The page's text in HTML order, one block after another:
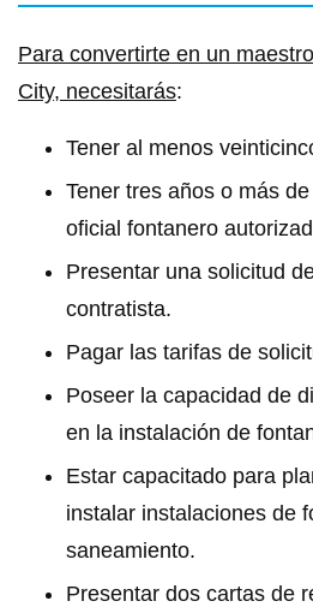
Para convertirte en un
City, necesitarás:
Tener al menos
Tener tres años o más
oficial fontanero
Presentar una solicitud
contratista.
Pagar las tarifas de
Poseer la capacidad de
en la instalación de
Estar capacitado para
instalar instalaciones de
saneamiento.
Presentar dos cartas de